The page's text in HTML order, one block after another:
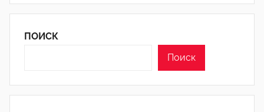
ПОИСК
Поиск